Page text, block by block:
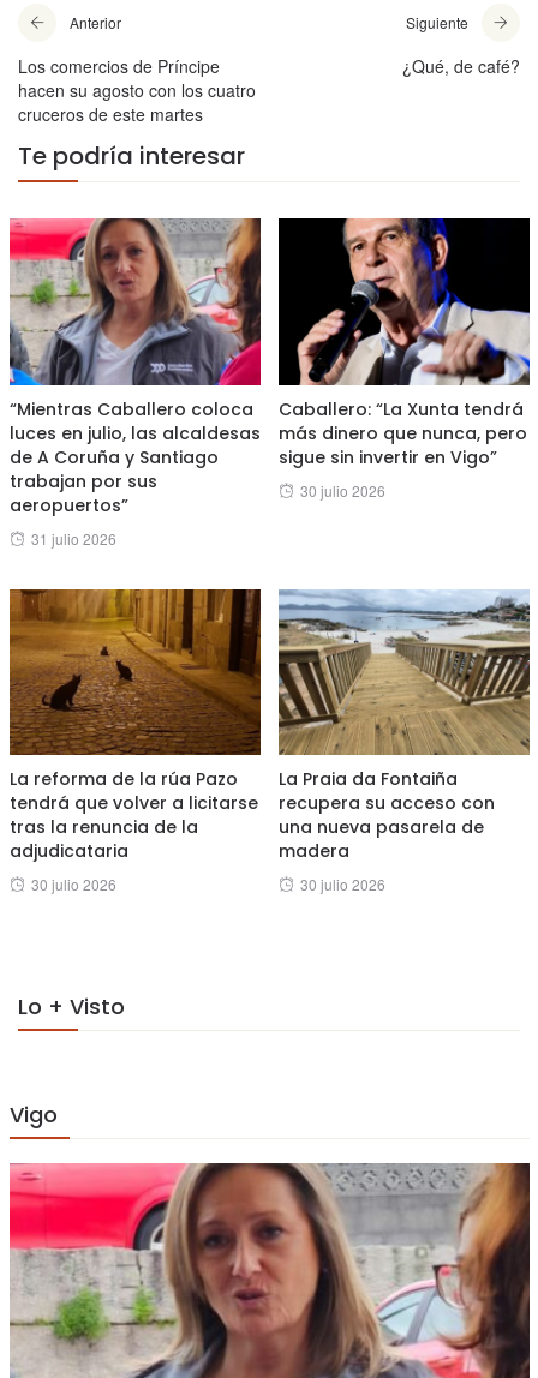
Anterior
Los comercios de Príncipe
hacen su agosto con los cuatro
cruceros de este martes
Siguiente
¿Qué, de café?
Te podría interesar
“Mientras Caballero coloca
luces en julio, las alcaldesas
de A Coruña y Santiago
trabajan por sus
aeropuertos”
Posted
31 julio 2026
Caballero: “La Xunta tendrá
más dinero que nunca, pero
sigue sin invertir en Vigo”
Posted
30 julio 2026
La reforma de la rúa Pazo
tendrá que volver a licitarse
tras la renuncia de la
adjudicataria
Posted
30 julio 2026
La Praia da Fontaiña
recupera su acceso con
una nueva pasarela de
madera
Posted
30 julio 2026
Lo + Visto
Vigo